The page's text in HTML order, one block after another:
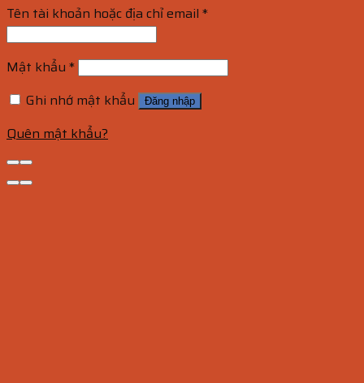
Tên tài khoản hoặc địa chỉ email *
Mật khẩu *
Ghi nhớ mật khẩu
Đăng nhập
Quên mật khẩu?